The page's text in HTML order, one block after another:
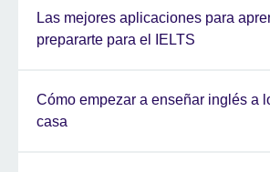
Las mejores aplicaciones para
prepararte para el IELTS
Cómo empezar a enseñar inglés a
casa